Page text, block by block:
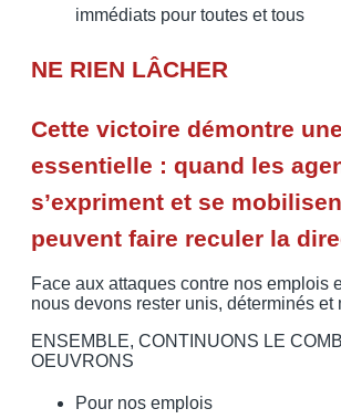
immédiats pour toutes et tous
NE RIEN LÂCHER
Cette victoire démontre
essentielle : quand les
s’expriment et se
peuvent faire reculer la
Face aux attaques contre nos emplois
nous devons rester unis, déterminés et
ENSEMBLE, CONTINUONS LE
OEUVRONS
Pour nos emplois